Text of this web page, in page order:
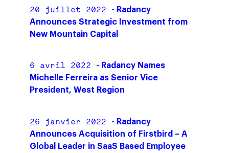
20 juillet 2022
- Radancy
Announces Strategic Investment from
New Mountain Capital
6 avril 2022
- Radancy Names
Michelle Ferreira as Senior Vice
President, West Region
26 janvier 2022
- Radancy
Announces Acquisition of Firstbird – A
Global Leader in SaaS Based Employee